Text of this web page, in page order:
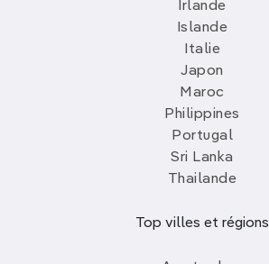
Irlande
Islande
Italie
Japon
Maroc
Philippines
Portugal
Sri Lanka
Thailande
Top villes et régions